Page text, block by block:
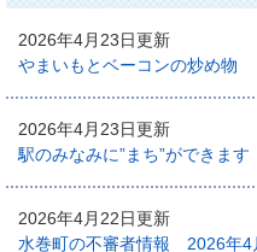
2026年4月23日更新
やまいもとベーコンの炒め物
2026年4月23日更新
駅のみなみに”まち”ができます
2026年4月22日更新
水巻町の不審者情報 2026年4